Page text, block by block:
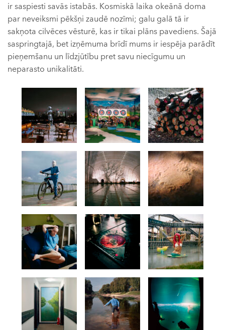
ir saspiesti savās istabās. Kosmiskā laika okeānā doma
par neveiksmi pēkšņi zaudē nozīmi; galu galā tā ir
sakņota cilvēces vēsturē, kas ir tikai plāns pavediens. Šajā
saspringtajā, bet izņēmuma brīdī mums ir iespēja parādīt
pieņemšanu un līdzjūtību pret savu niecīgumu un
neparasto unikalitāti.